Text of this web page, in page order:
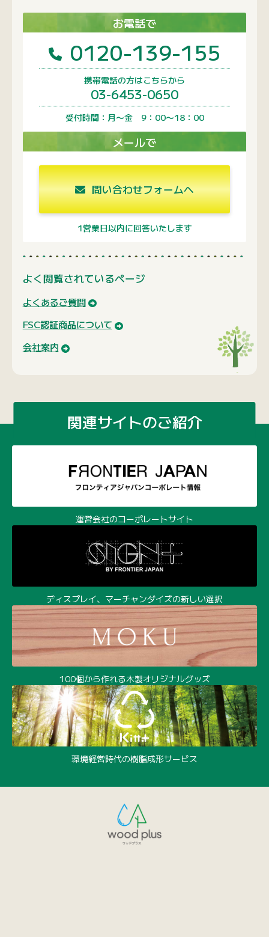
お電話で
0120-139-155
携帯電話の方はこちらから
03-6453-0650
受付時間：月〜金 9：00〜18：00
メールで
問い合わせフォームへ
1営業日以内に回答いたします
よく閲覧されているページ
よくあるご質問
FSC認証商品について
会社案内
関連サイトのご紹介
運営会社のコーポレートサイト
ディスプレイ、マーチャンダイズの新しい選択
100個から作れる木製オリジナルグッズ
環境経営時代の樹脂成形サービス